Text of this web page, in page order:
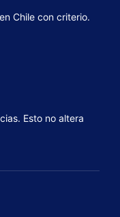
Chile con criterio.
Esto no altera